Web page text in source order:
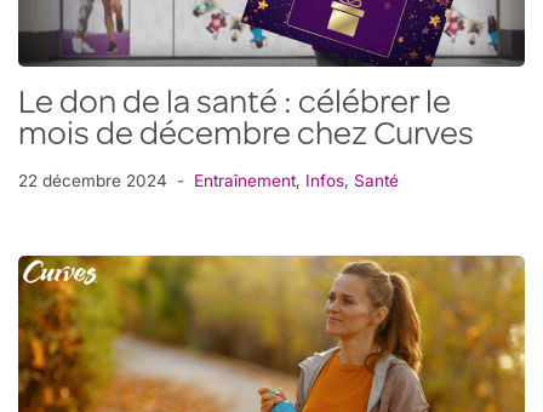
Le don de la santé : célébrer le
mois de décembre chez Curves
22 décembre 2024 Entraînement, Infos, Santé